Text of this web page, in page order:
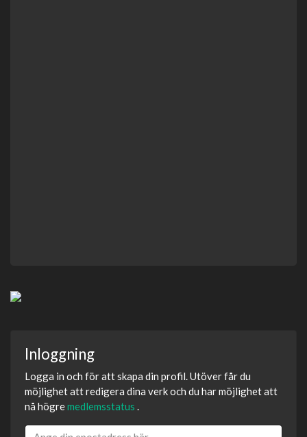
Inloggning
Logga in och för att skapa din profil. Utöver får du
möjlighet att redigera dina verk och du har möjlighet att
nå högremedlemsstatus .